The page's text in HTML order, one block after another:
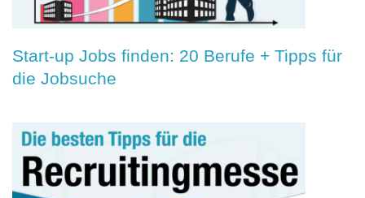
Start-up Jobs finden: 20 Berufe + Tipps für
die Jobsuche